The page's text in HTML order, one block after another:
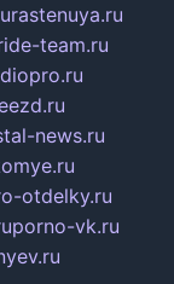
rastenuya.ru
team.ru
news.ru
otdelky.ru
porno-vk.ru